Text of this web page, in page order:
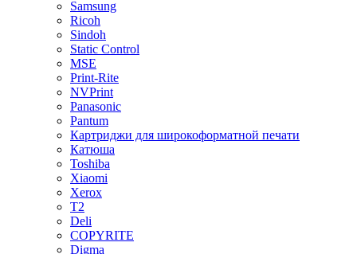
Samsung
Ricoh
Sindoh
Static Control
MSE
Print-Rite
NVPrint
Panasonic
Pantum
Картриджи для широкоформатной печати
Катюша
Toshiba
Xiaomi
Xerox
T2
Deli
COPYRITE
Digma